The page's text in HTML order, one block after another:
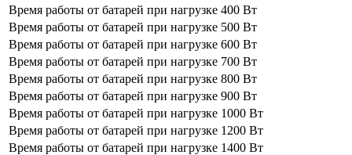
Время работы от батарей при нагрузке 400 Вт
Время работы от батарей при нагрузке 500 Вт
Время работы от батарей при нагрузке 600 Вт
Время работы от батарей при нагрузке 700 Вт
Время работы от батарей при нагрузке 800 Вт
Время работы от батарей при нагрузке 900 Вт
Время работы от батарей при нагрузке 1000 Вт
Время работы от батарей при нагрузке 1200 Вт
Время работы от батарей при нагрузке 1400 Вт